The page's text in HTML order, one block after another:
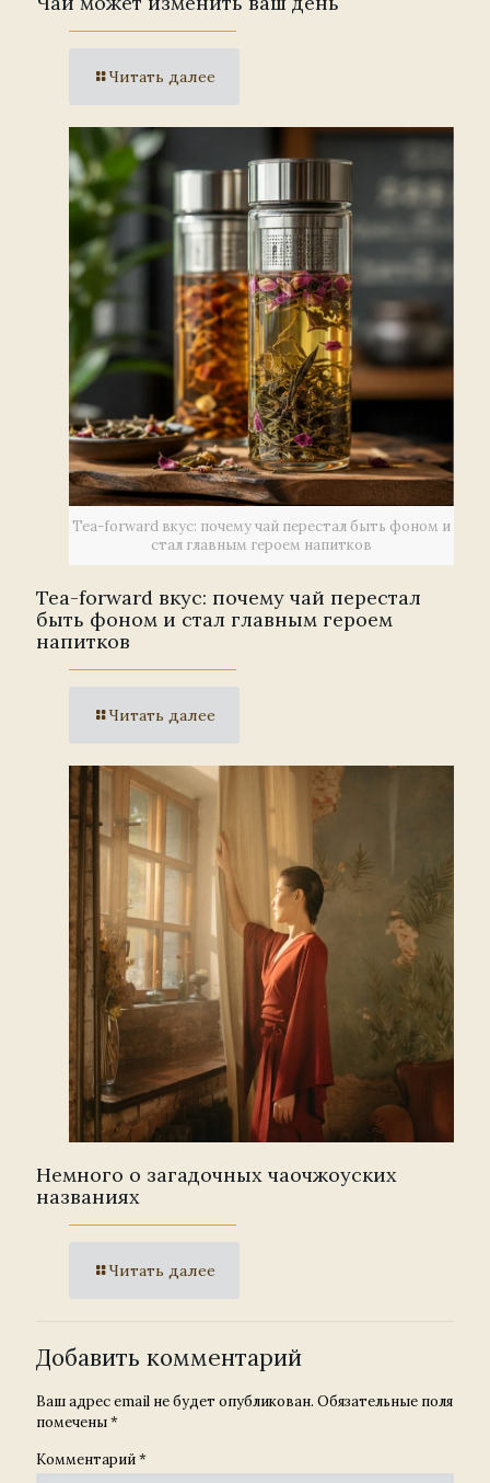
Читать далее
Tea-forward вкус: почему чай перестал быть фоном и
стал главным героем напитков
Tea-forward вкус: почему чай перестал
быть фоном и стал главным героем
напитков
Читать далее
Немного о загадочных чаочжоуских
названиях
Читать далее
Добавить комментарий
Ваш адрес email не будет опубликован. Обязательные поля
помечены*
Комментарий*